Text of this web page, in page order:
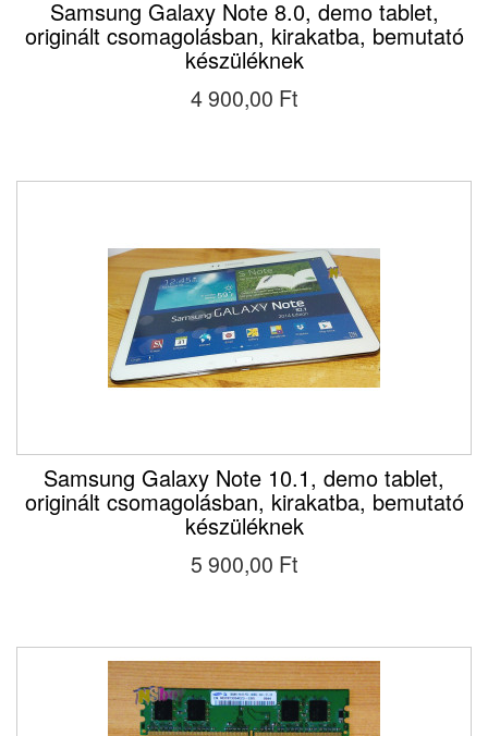
Samsung Galaxy Note 8.0, demo tablet,
originált csomagolásban, kirakatba, bemutató
készüléknek
4 900,00 Ft‎
Samsung Galaxy Note 10.1, demo tablet,
originált csomagolásban, kirakatba, bemutató
készüléknek
5 900,00 Ft‎